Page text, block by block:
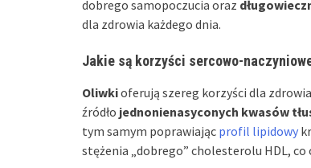
dobrego samopoczucia oraz
dla zdrowia każdego dnia.
Jakie są korzyści sercowo-
Oliwkioferują szereg korzyści dla
źródło jednonienasyconych kwasów
tym samym poprawiając profil lipidowy
stężenia „dobrego” cholesterolu HDL,